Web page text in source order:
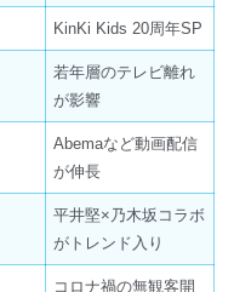
KinKi Kids 20周年SP
若年層のテレビ離れ
が影響
Abemaなど動画配信
が伸長
平井堅×乃木坂コラボ
がトレンド入り
コロナ禍の無観客開